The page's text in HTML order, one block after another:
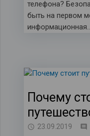
телефона?
быть на первом
Почему
23.09.2019